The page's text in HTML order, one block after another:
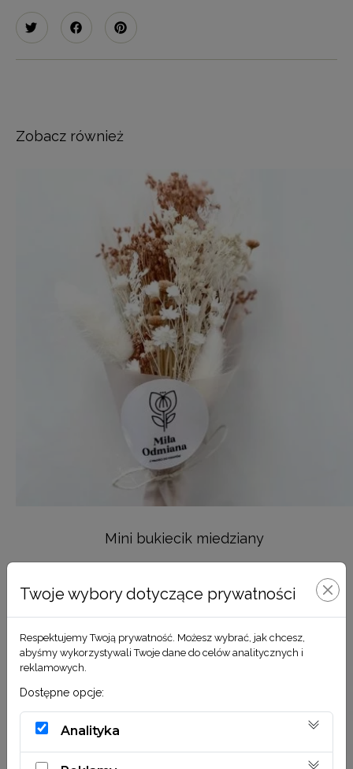
Zobacz również
Mini bukiecik miedziany
Twoje wybory dotyczące prywatności
Respektujemy Twoją prywatność. Możesz wybrać, jak chcesz,
abyśmy wykorzystywali Twoje dane do celów analitycznych i
reklamowych.
Dostępne opcje:
Analityka